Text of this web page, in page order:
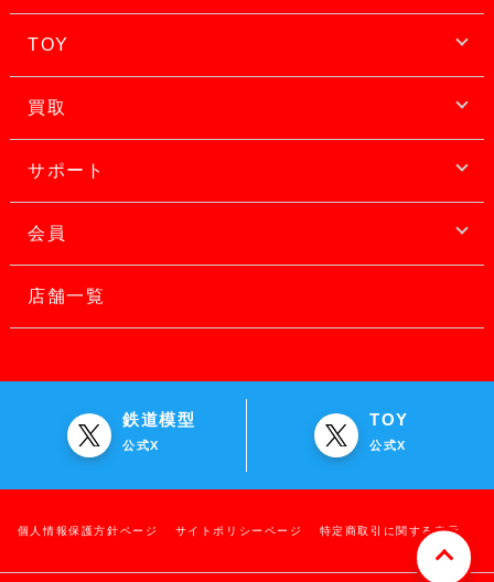
TOY
買取
サポート
会員
店舗一覧
鉄道模型
公式X
TOY
公式X
個人情報保護方針ページ サイトポリシーページ 特定商取引に関する表示